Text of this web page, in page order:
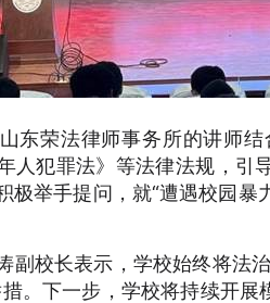
东荣法律师事务所的讲师
人犯罪法》等法律法规，引
极举手提问，就“遭遇校园暴
副校长表示，学校始终将法
措。下一步，学校将持续开